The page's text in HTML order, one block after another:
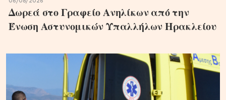
Δωρεά στο Γραφείο Ανηλίκων από την
Ένωση Αστυνομικών Υπαλλήλων Ηρακλείου